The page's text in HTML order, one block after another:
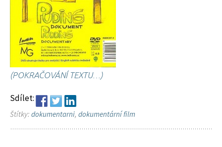
(POKRAČOVÁNÍ TEXTU…)
Sdílet:
Štítky: dokumentarni, dokumentární film